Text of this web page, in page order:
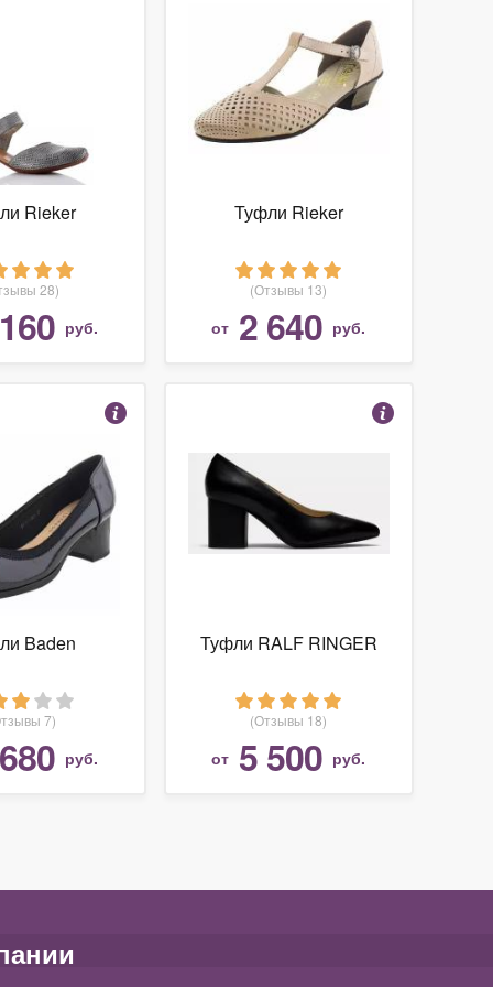
Rieker
28)
руб.
Туфли Rieker
(Отзывы 13)
от 2 640 руб.
Baden
7)
руб.
Туфли RALF RINGER
(Отзывы 18)
от 5 500 руб.